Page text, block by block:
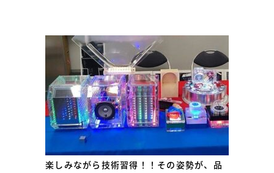
楽しみながら技術習得！！その姿勢が、品